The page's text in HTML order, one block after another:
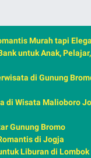
Murah tapi
untuk Anak,
di Gunung
di Wisata Malioboro
Gunung Bromo
di Jogja
Liburan di Lombok